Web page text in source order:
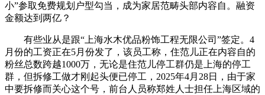
小”参取免费规划户型勾当，成为家居范畴头部内容自。融资
金额达到两亿？
有些业从是跟“上海水木优品粉饰工程无限公司”签定。4
月份的工资正在5月份发了，该员工称，住范儿正在内容自的
粉丝总数跨越1000万，无论是住范儿停工群仍是上海的停工
群，但拆修工做才刚起头便已停工，2025年4月28日，由于家
中要拆修而关心这个号，前台人员称郑姓人士担任上海区域的